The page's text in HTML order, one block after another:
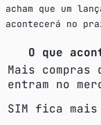
acham que um
acontecerá no
O que
Mais compras
entram no
SIM fica